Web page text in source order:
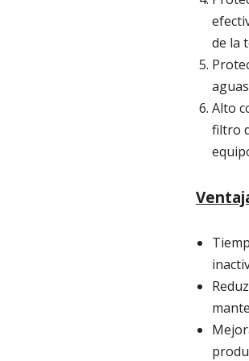
de la
Alto
filtro